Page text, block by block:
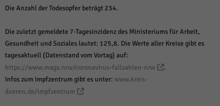
Die Anzahl der Todesopfer beträgt 234.
Die zuletzt gemeldete 7-Tagesinzidenz des Ministeriums für Arbeit,
Gesundheit und Soziales lautet: 125,8. Die Werte aller Kreise gibt es
tagesaktuell (Datenstand vom Vortag) auf:
https://www.mags.nrw/coronavirus-fallzahlen-nrw
.
Infos zum Impfzentrum gibt es unter: www.kreis-
dueren.de/impfzentrum